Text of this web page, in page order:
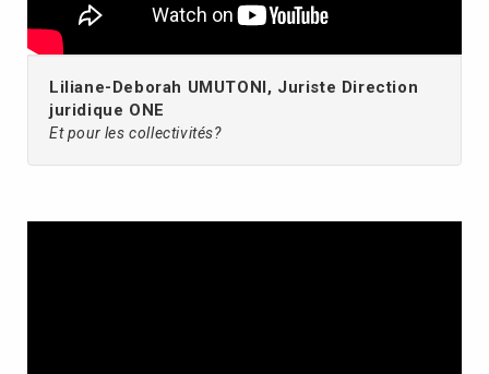
Liliane-Deborah UMUTONI, Juriste Direction
juridique ONE
Et pour les collectivités?